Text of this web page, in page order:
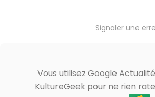
Signaler une
Vous utilisez Google
KultureGeek pour ne rien